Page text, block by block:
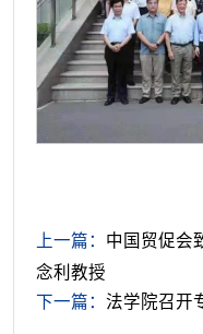
上一篇： 中国贸促会
念利教授
下一篇： 法学院召开